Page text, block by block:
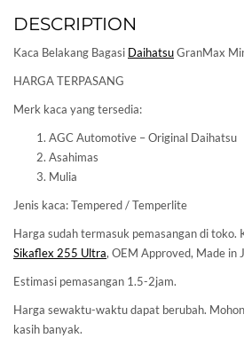
DESCRIPTION
Kaca Belakang Bagasi DaihatsuGranMax
HARGA TERPASANG
Merk kaca yang tersedia:
AGC Automotive – Original Daihatsu
Asahimas
Mulia
Jenis kaca: Tempered / Temperlite
Harga sudah termasuk pemasangan di toko.
Sikaflex 255 Ultra, OEM Approved, Made in
Estimasi pemasangan 1.5-2jam.
Harga sewaktu-waktu dapat berubah.
kasih banyak.